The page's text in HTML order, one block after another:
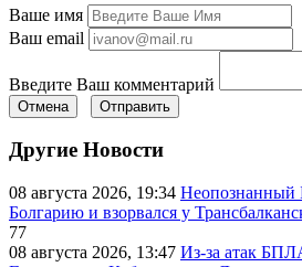
Ваше имя
Ваш email
Введите Ваш комментарий
Отмена Отправить
Другие Новости
08 августа 2026, 19:34 Неопознанный
Болгарию и взорвался у
77
08 августа 2026, 13:47 Из-за атак